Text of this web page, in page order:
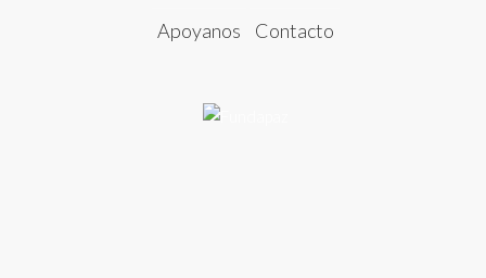
Apoyanos
Contacto